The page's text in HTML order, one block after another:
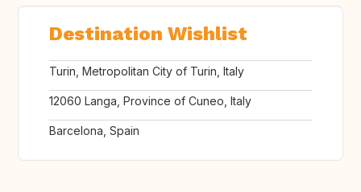
Destination Wishlist
Turin, Metropolitan City of Turin, Italy
12060 Langa, Province of Cuneo, Italy
Barcelona, Spain